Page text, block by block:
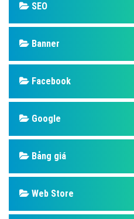
SEO
Banner
Facebook
Google
Bảng giá
Web Store